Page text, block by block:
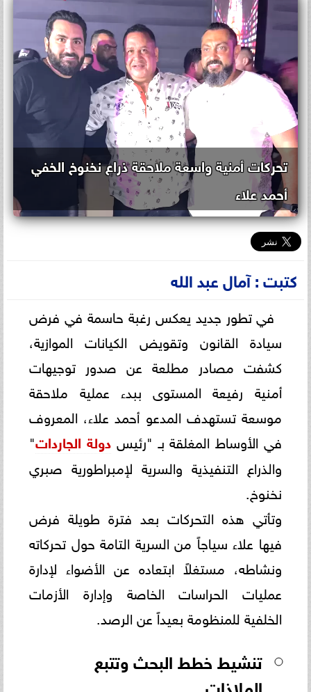
تحركات أمنية واسعة ملاحقة ذراع نخنوخ الخفي
أحمد علاء
كتبت : آمال عبد الله
في تطور جديد يعكس رغبة حاسمة في فرض
سيادة القانون وتقويض الكيانات الموازية،
كشفت مصادر مطلعة عن صدور توجيهات
أمنية رفيعة المستوى ببدء عملية ملاحقة
موسعة تستهدف المدعو أحمد علاء، المعروف
في الأوساط المغلقة بـ "رئيس دولة الجاردات"
والذراع التنفيذية والسرية لإمبراطورية صبري
نخنوخ.
وتأتي هذه التحركات بعد فترة طويلة فرض
فيها علاء سياجاً من السرية التامة حول تحركاته
ونشاطه، مستغلاً ابتعاده عن الأضواء لإدارة
عمليات الحراسات الخاصة وإدارة الأزمات
الخلفية للمنظومة بعيداً عن الرصد.
تنشيطخطط البحث وتتبع
.